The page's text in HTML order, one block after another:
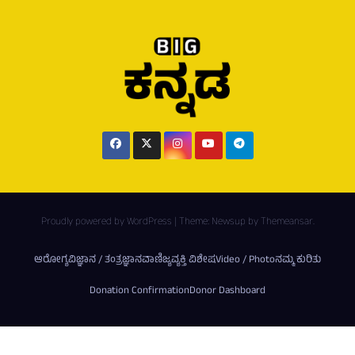
Proudly powered by WordPress | Theme:Newsup byThemeansar.
ಆರೋಗ್ಯವಿಜ್ಞಾನ / ತಂತ್ರಜ್ಞಾನವಾಣಿಜ್ಯವ್ಯಕ್ತಿ ವಿಶೇಷVideo / Photoನಮ್ಮ ಕುರಿತು
Donation ConfirmationDonor Dashboard